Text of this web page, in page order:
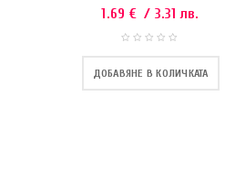
1.69 € / 3.31 лв.
ДОБАВЯНЕ В КОЛИЧКАТА